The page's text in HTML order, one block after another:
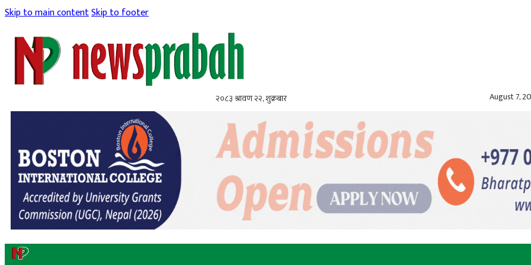
Skip to main contentSkip to footer
२०८३ श्रावण २२, शुक्रबार August 7,